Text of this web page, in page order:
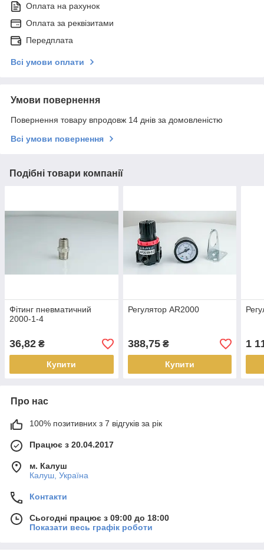
Оплата на рахунок
Оплата за реквізитами
Передплата
Всі умови оплати
Умови повернення
Повернення товару впродовж 14 днів за домовленістю
Всі умови повернення
Подібні товари компанії
Фітинг пневматичний
2000-1-4
36,82 ₴
Купити
Регулятор AR2000
388,75₴
Купити
1
Про нас
100% позитивних з 7 відгуків за рік
Працює з 20.04.2017
м. Калуш
Калуш, Україна
Контакти
Сьогодні працює з 09:00 до 18:00
Показати весь графік роботи